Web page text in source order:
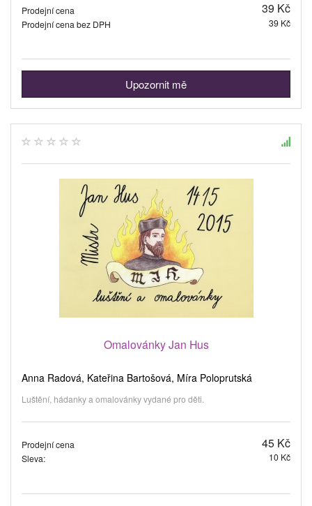
Prodejní cena 39 Kč
Prodejní cena bez DPH 39 Kč
Upozornit mě
Omalovánky Jan Hus
Anna Radová, Kateřina Bartošová, Míra Poloprutská
Luštění, hádanky a omalovánky vydané pro děti.
Prodejní cena 45 Kč
Sleva: 10 Kč